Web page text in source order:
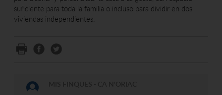
suficiente para toda la familia o incluso para dividir en dos
viviendas independientes.